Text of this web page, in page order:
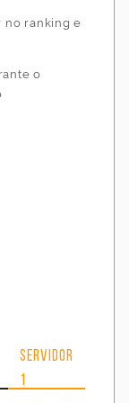
no ranking e
o
Servidor
1